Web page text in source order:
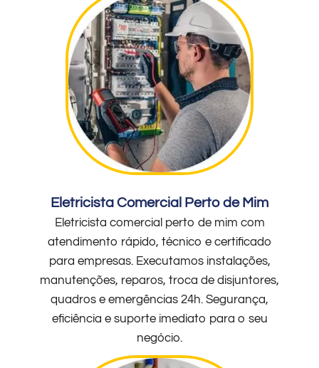
Eletricista Comercial Perto de Mim
Eletricista comercial perto de mim com
atendimento rápido, técnico e certificado
para empresas. Executamos instalações,
manutenções, reparos, troca de disjuntores,
quadros e emergências 24h. Segurança,
eficiência e suporte imediato para o seu
negócio.